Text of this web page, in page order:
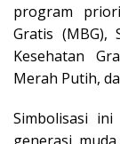
program
Gratis (MBG),
Kesehatan
Merah Putih,
Simbolisasi